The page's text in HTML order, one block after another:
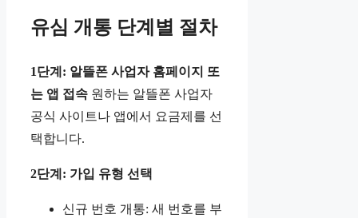
유심 개통 단계별 절차
1단계: 알뜰폰 사업자 홈페이지 또
는 앱 접속 원하는 알뜰폰 사업자
공식 사이트나 앱에서 요금제를 선
택합니다.
2단계: 가입 유형 선택
신규 번호 개통: 새 번호를 부